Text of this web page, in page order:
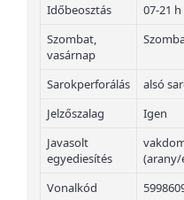
Időbeosztás
07-21 h
Szombat,
vasárnap
Sarokperforálás
alsó
Jelzőszalag
Igen
Javasolt
egyediesítés
(arany/
Vonalkód